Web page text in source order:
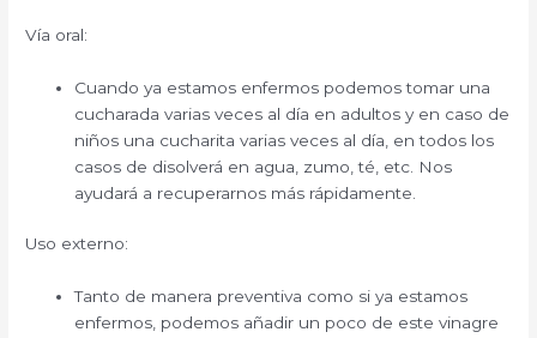
Vía oral:
Cuando ya estamos enfermos podemos tomar una
cucharada varias veces al día en adultos y en caso de
niños una cucharita varias veces al día, en todos los
casos de disolverá en agua, zumo, té, etc. Nos
ayudará a recuperarnos más rápidamente.
Uso externo:
Tanto de manera preventiva como si ya estamos
enfermos, podemos añadir un poco de este vinagre